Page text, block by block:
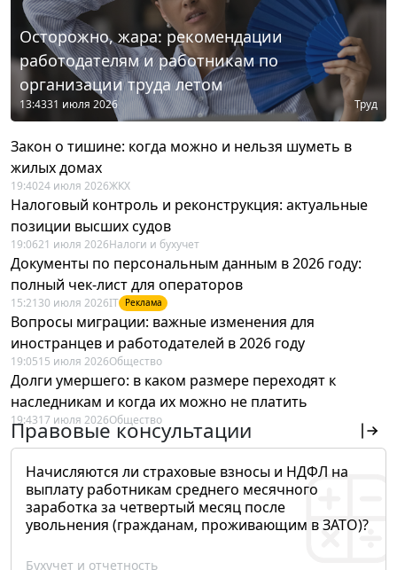
Осторожно, жара: рекомендации
работодателям и работникам по
организации труда летом
13:4331 июля 2026 Труд
Закон о тишине: когда можно и нельзя шуметь в
жилых домах
19:4024 июля 2026ЖКХ
Налоговый контроль и реконструкция: актуальные
позиции высших судов
19:0621 июля 2026Налоги и бухучет
Документы по персональным данным в 2026 году:
полный чек-лист для операторов
15:21 30 июля 2026IT Реклама
Вопросы миграции: важные изменения для
иностранцев и работодателей в 2026 году
19:0515 июля 2026Общество
Долги умершего: в каком размере переходят к
наследникам и когда их можно не платить
19:4317 июля 2026Общество
Правовые консультации
Начисляются ли страховые взносы и НДФЛ на
выплату работникам среднего месячного
заработка за четвертый месяц после
увольнения (гражданам, проживающим в ЗАТО)?
Бухучет и отчетность